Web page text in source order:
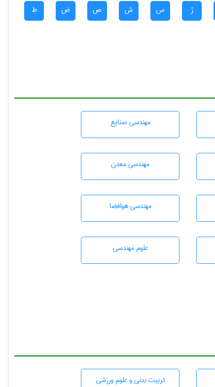
ژ س ش ص ض ط
مهندسی صنايع
مهندسی معدن
مهندسی هوافضا
علوم مهندسی
تربيت بدنی و علوم ورزشی